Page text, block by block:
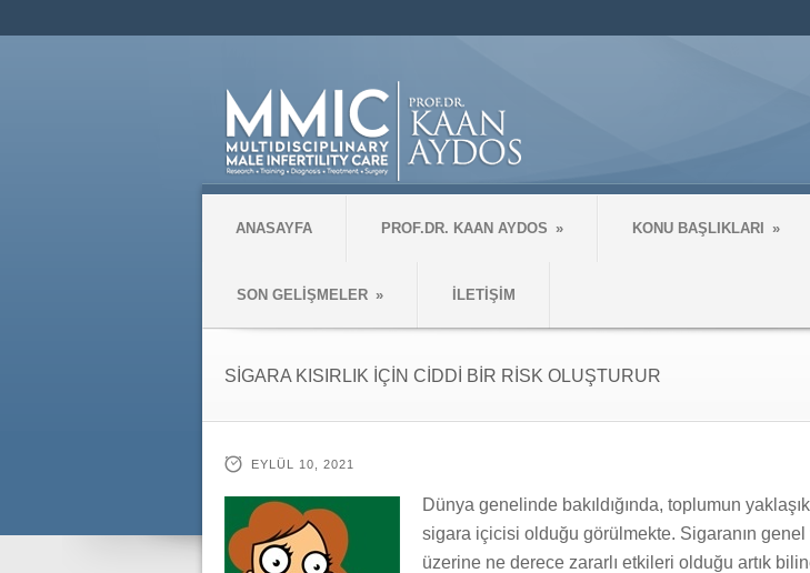
ANASAYFA PROF.DR. KAAN AYDOS » KONU BAŞLIKLARI »
SON GELİŞMELER » İLETİŞİM
SİGARA KISIRLIK İÇİN CİDDİ BİR RİSK OLUŞTURUR
EYLÜL 10, 2021
Dünya genelinde bakıldığında, toplumun
sigara içicisi olduğu görülmekte. Sigaranın genel
üzerine ne derece zararlı etkileri olduğu artık